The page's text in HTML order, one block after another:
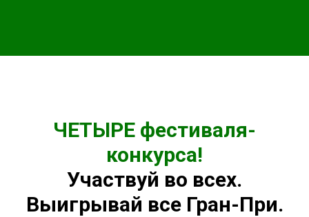
ЧЕТЫРЕ фестиваля-
конкурса!
Участвуй во всех.
Выигрывай все Гран-При.